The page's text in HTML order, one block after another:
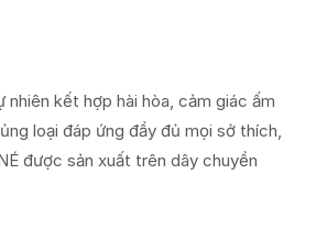
kết hợp hài hòa, cảm giác ấm
loại đáp ứng đầy đủ mọi sở thích,
được sản xuất trên dây chuyền